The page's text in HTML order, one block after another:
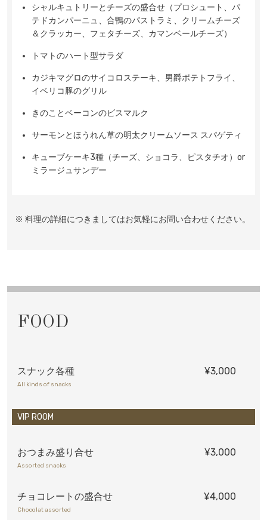
シャルキュトリーとチーズの盛合せ（プロシュート、パ
テドカンパーニュ、合鴨のパストラミ、クリームチーズ
＆クラッカー、フェタチーズ、カマンベールチーズ）
トマトのハート型サラダ
カジキマグロのサイコロステーキ、男爵ポテトフライ、
イベリコ豚のグリル
きのことベーコンのビスマルク
サーモンとほうれん草の明太クリームソース スパゲティ
キューブケーキ3種（チーズ、ショコラ、ピスタチオ）or
ミラージュサンデー
※ 料理の詳細につきましてはお気軽にお問い合わせください。
FOOD
スナック各種 ¥3,000
All kinds of snacks
VIP ROOM
おつまみ盛り合せ ¥3,000
Assorted snacks
チョコレートの盛合せ ¥4,000
Chocolat assorted